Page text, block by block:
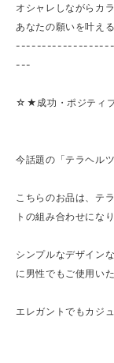
オシャレしながらカ
あなたの願いを叶え
---
☆★成功・ポジティ
今話題の「テラヘル
こちらのお品は、テ
トの組み合わせになり
シンプルなデザイン
に男性でもご使用い
エレガントでもカジ